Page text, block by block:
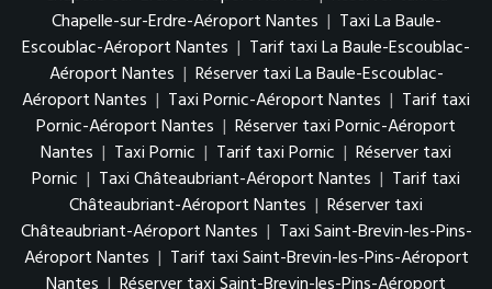
Chapelle-sur-Erdre-Aéroport Nantes | Taxi La Baule-
Escoublac-Aéroport Nantes | Tarif taxi La Baule-Escoublac-
Aéroport Nantes | Réserver taxi La Baule-Escoublac-
Aéroport Nantes | Taxi Pornic-Aéroport Nantes | Tarif taxi
Pornic-Aéroport Nantes | Réserver taxi Pornic-Aéroport
Nantes | Taxi Pornic | Tarif taxi Pornic | Réserver taxi
Pornic | Taxi Châteaubriant-Aéroport Nantes | Tarif taxi
Châteaubriant-Aéroport Nantes | Réserver taxi
Châteaubriant-Aéroport Nantes | Taxi Saint-Brevin-les-Pins-
Aéroport Nantes | Tarif taxi Saint-Brevin-les-Pins-Aéroport